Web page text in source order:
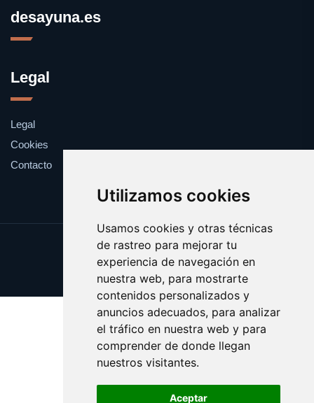
Utilizamos cookies
Usamos cookies y otras técnicas
de rastreo para mejorar tu
experiencia de navegación en
nuestra web, para mostrarte
contenidos personalizados y
anuncios adecuados, para analizar
el tráfico en nuestra web y para
comprender de donde llegan
nuestros visitantes.
Aceptar
desayuna.es
Legal
Legal
Cookies
Contacto
Update cookies preferences
Copyright © 2025 desayuna.es